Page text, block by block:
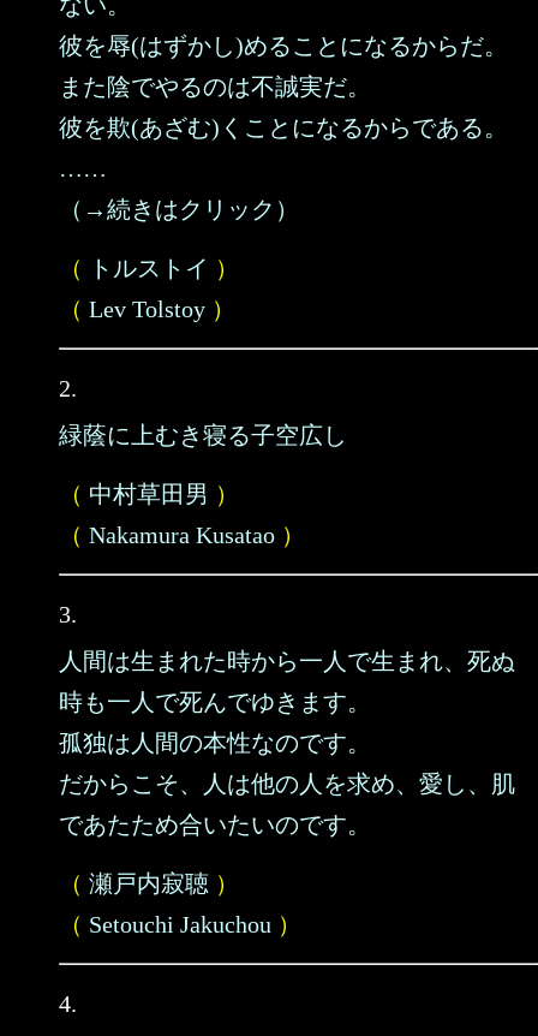
彼を辱(はずかし)めることになるからだ。
また陰でやるのは不誠実だ。
彼を欺(あざむ)くことになるからである。
……
（→続きはクリック）
（ トルストイ ）
（ Lev Tolstoy ）
2.
緑蔭に上むき寝る子空広し
（ 中村草田男 ）
（ Nakamura Kusatao ）
3.
人間は生まれた時から一人で生まれ、死ぬ
時も一人で死んでゆきます。
孤独は人間の本性なのです。
だからこそ、人は他の人を求め、愛し、肌
であたため合いたいのです。
（ 瀬戸内寂聴 ）
（ Setouchi Jakuchou ）
4.